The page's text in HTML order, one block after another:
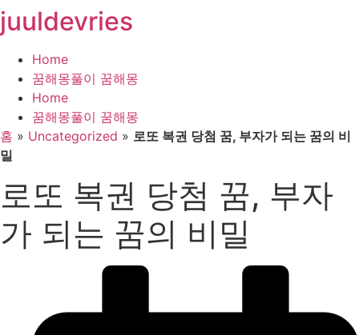
콘
텐
뛰
기
juuldevries
Home
꿈해몽풀이 꿈해몽
Home
꿈해몽풀이 꿈해몽
홈 » Uncategorized » 로또 복권 당첨 꿈, 부자가 되는 꿈의 비
밀
로또 복권 당첨 꿈, 부자
가 되는 꿈의 비밀